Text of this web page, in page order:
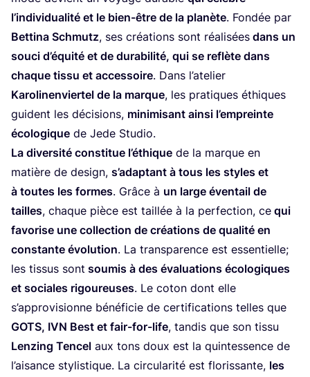
l’in­di­vi­dua­li­té et le bien-être de la pla­nète. Fon­dée par
Bet­ti­na Schmutz, ses créa­tions sont réa­li­sées dans un
sou­ci d’é­qui­té et de dura­bi­li­té, qui se reflète dans
chaque tis­su et acces­soire. Dans l’a­te­lier
Karo­li­nen­vier­tel de la marque, les pra­tiques éthiques
guident les déci­sions, mini­mi­sant ain­si l’em­preinte
éco­lo­gique de Jede Studio.
La diver­si­té consti­tue l’é­thique de la marque en
matière de desi­gn, s’a­dap­tant à tous les styles et
à toutes les formes. Grâce à un large éven­tail de
tailles, chaque pièce est taillée à la per­fec­tion, ce qui
favo­rise une col­lec­tion de créa­tions de qua­li­té en
constante évo­lu­tion. La trans­pa­rence est essen­tielle;
les tis­sus sont sou­mis à des éva­lua­tions éco­lo­giques
et sociales rigou­reuses. Le coton dont elle
s’ap­pro­vi­sionne béné­fi­cie de cer­ti­fi­ca­tions telles que
GOTS, IVN Best et fair-for-life, tan­dis que son tis­su
Len­zing Ten­cel aux tons doux est la quin­tes­sence de
l’ai­sance sty­lis­tique. La cir­cu­la­ri­té est flo­ris­sante, les